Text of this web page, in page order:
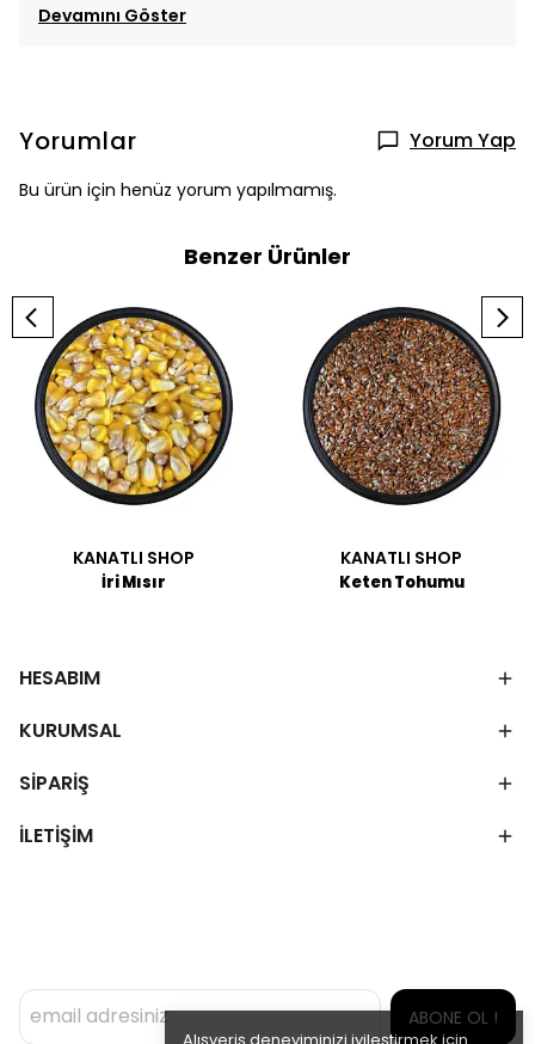
Devamını Göster
Yorumlar Yorum Yap
Bu ürün için henüz yorum yapılmamış.
Benzer Ürünler
KANATLI SHOP
İri Mısır
KANATLI SHOP
Keten Tohumu
HESABIM
KURUMSAL
SİPARİŞ
İLETİŞİM
ABONE OL !